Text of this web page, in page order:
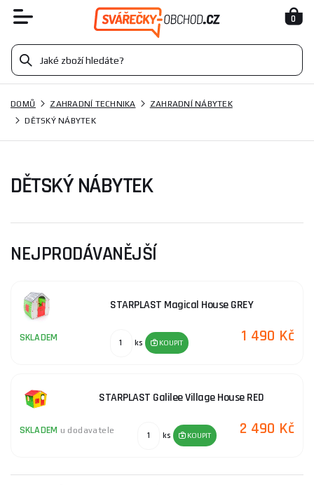
0
DOMŮ ZAHRADNÍ TECHNIKA
ZAHRADNÍ NÁBYTEK
DĚTSKÝ NÁBYTEK
DĚTSKÝ NÁBYTEK
NEJPRODÁVANĚJŠÍ
STARPLAST Magical House GREY
SKLADEM ks KOUPIT 1 490 Kč
STARPLAST Galilee Village House RED
SKLADEM u dodavatele ks KOUPIT 2 490 Kč